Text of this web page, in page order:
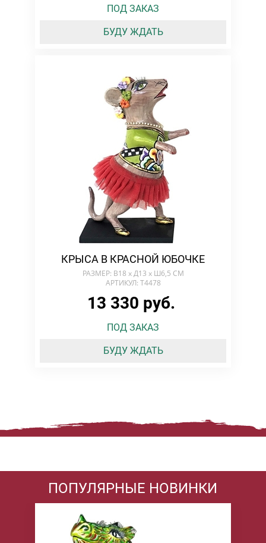
ПОД ЗАКАЗ
БУДУ ЖДАТЬ
КРЫСА В КРАСНОЙ ЮБОЧКЕ
РАЗМЕР: В18 х Д13 х Ш6,5 СМ
АРТИКУЛ: T4478
13 330 руб.
ПОД ЗАКАЗ
БУДУ ЖДАТЬ
ПОПУЛЯРНЫЕ НОВИНКИ